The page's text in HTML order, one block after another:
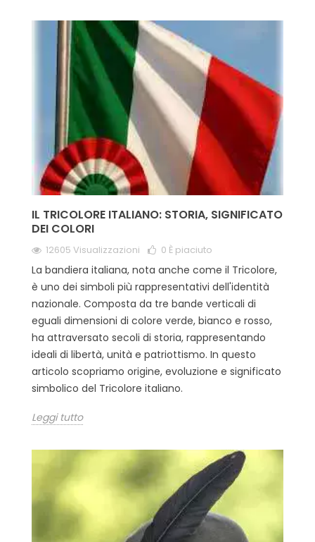
IL TRICOLORE ITALIANO: STORIA, SIGNIFICATO
DEI COLORI
12605 Visualizzazioni 0 È piaciuto
La bandiera italiana, nota anche come il Tricolore,
è uno dei simboli più rappresentativi dell'identità
nazionale. Composta da tre bande verticali di
eguali dimensioni di colore verde, bianco e rosso,
ha attraversato secoli di storia, rappresentando
ideali di libertà, unità e patriottismo. In questo
articolo scopriamo origine, evoluzione e significato
simbolico del Tricolore italiano.
Leggi tutto